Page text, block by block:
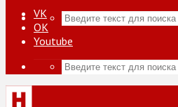
VK
ОК
Youtube